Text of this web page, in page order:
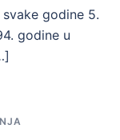
godine 5.
godine u